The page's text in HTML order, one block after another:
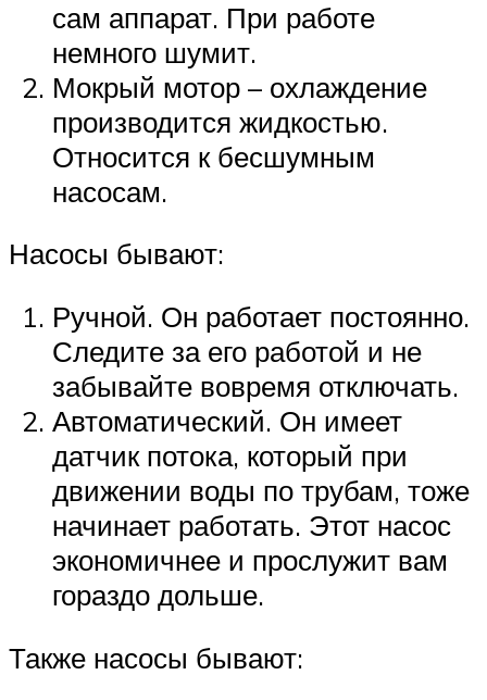
сам аппарат. При работе
немного шумит.
Мокрый мотор – охлаждение
производится жидкостью.
Относится к бесшумным
насосам.
Насосы бывают:
Ручной. Он работает постоянно.
Следите за его работой и не
забывайте вовремя отключать.
Автоматический. Он имеет
датчик потока, который при
движении воды по трубам, тоже
начинает работать. Этот насос
экономичнее и прослужит вам
гораздо дольше.
Также насосы бывают: